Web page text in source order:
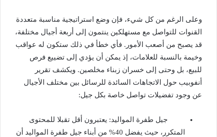
وعلى الرغم من كل شيء، فإن وضع استراتيجية مناسبة متعددة
القنوات للتواصل مع مستهلكين ينتمون إلى أربعة أجيال مختلفة،
قد يصبح من أصعب الأمور. فأي خطأ في ذلك ستكون له عواقب
وخيمة بالنسبة للعلامات، إذ يمكن أن يؤدي إلى تضييع فرص
للبيع، بل وحتى إلى خسران زبناء مخلصين. ويكشف تقرير
أنفوبيب حول الاتجاهات السائدة للرسائل بين مختلف الأجيال
عن وجود تفضيلات تواصل خاصة بكل جيل:
جيل طفرة المواليد: يعتبرون أقل تقبلا للمحتوى
المتكرر، حيث يفضل 40% من أبناء جيل طفرة المواليد أن